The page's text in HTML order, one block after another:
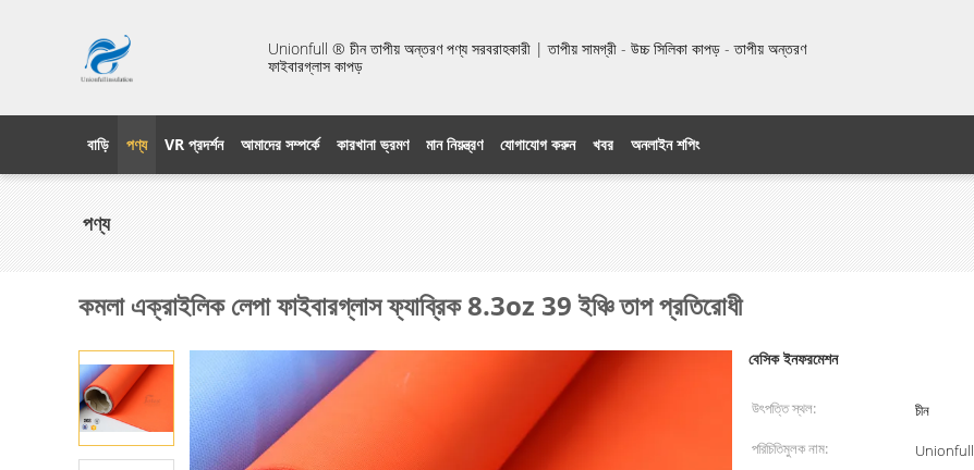
Unionfull ® চীন তাপীয় অন্তরণ পণ্য সরবরাহকারী | তাপীয় সামগ্রী - উচ্চ সিলিকা কাপড় - তাপীয় অন্তরণ
ফাইবারগ্লাস কাপড়
বাড়ি পণ্য VR প্রদর্শন আমাদের সম্পর্কে কারখানা ভ্রমণ মান নিয়ন্ত্রণ যোগাযোগ করুন খবর অনলাইন শপিং
পণ্য
কমলা এক্রাইলিক লেপা ফাইবারগ্লাস ফ্যাব্রিক 8.3oz 39 ইঞ্চি তাপ প্রতিরোধী
বেসিক ইনফরমেশন
উৎপত্তি স্থল:
চীন
পরিচিতিমুলক নাম:
Unionfull